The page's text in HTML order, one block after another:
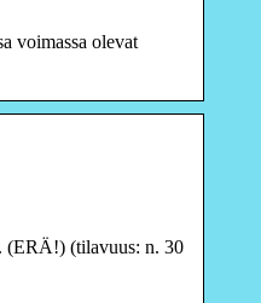
voimassa olevat
(ERÄ!) (tilavuus: n. 30